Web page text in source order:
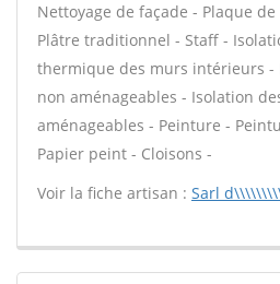
Nettoyage de façade - Plaque
Plâtre traditionnel - Staff -
thermique des murs intérieurs -
non aménageables - Isolation
aménageables - Peinture -
Papier peint - Cloisons -
Voir la fiche artisan : Sarl